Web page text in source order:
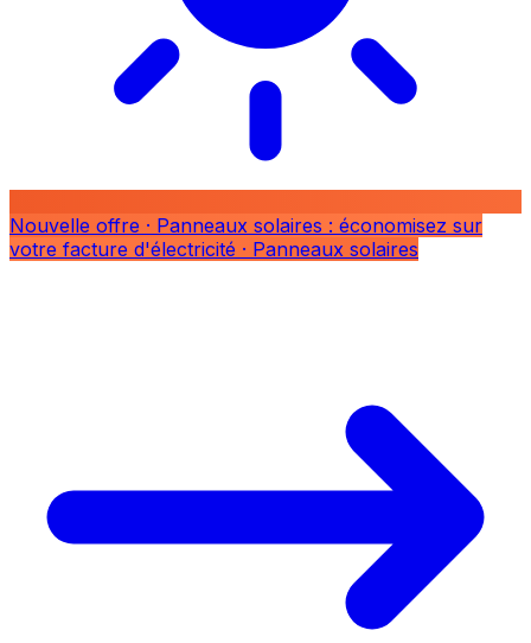
Nouvelle offre · Panneaux solaires : économisez sur
votre facture d'électricité · Panneaux solaires